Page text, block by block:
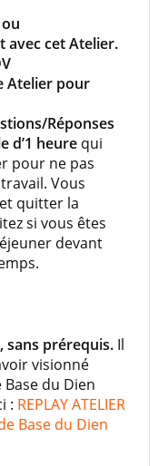
avec cet Atelier.
Atelier pour
Réponses
d’1 heure qui
pour ne pas
Vous
quitter la
si vous êtes
devant
sans prérequis. Il
visionné
du Dien
: REPLAY ATELIER
Base du Dien